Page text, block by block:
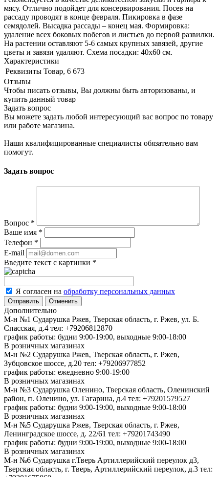
мясу. Отлично подойдет для консервирования. Посев на
рассаду проводят в конце февраля. Пикировка в фазе
семядолей. Высадка рассады – конец мая. Формировка:
удаление всех боковых побегов и листьев до первой развилки.
На растении оставляют 5-6 самых крупных завязей, другие
цветы и завязи удаляют. Схема посадки: 40х60 см.
Характеристики
Реквизиты Товар, 6 673
Отзывы
Чтобы писать отзывы, Вы должны быть авторизованы, и
купить данный товар
Задать вопрос
Вы можете задать любой интересующий вас вопрос по товару
или работе магазина.
Наши квалифицированные специалисты обязательно вам
помогут.
Задать вопрос
Вопрос *
Ваше имя *
Телефон *
E-mail
Введите текст с картинки *
Я согласен на обработку персональных данных
Отменить
Дополнительно
М-н №1 Сударушка Ржев, Тверская область, г. Ржев, ул. Б.
Спасская, д.4 тел: +79206812870
график работы: будни 9:00-19:00, выходные 9:00-18:00
В розничных магазинах
М-н №2 Cударушка Ржев, Тверская область, г. Ржев,
Зубцовское шоссе, д.20 тел: +79206977852
график работы: ежедневно 9:00-19:00
В розничных магазинах
М-н №3 Сударушка Оленино, Тверская область, Оленинский
район, п. Оленино, ул. Гагарина, д.4 тел: +79201579527
график работы: будни 9:00-19:00, выходные 9:00-18:00
В розничных магазинах
М-н №5 Сударушка Ржев, Тверская область, г. Ржев,
Ленинградское шоссе, д. 22/61 тел: +79201743490
график работы: будни 9:00-19:00, выходные 9:00-18:00
В розничных магазинах
М-н №6 Сударушка г.Тверь Артиллерийский переулок д3,
Тверская область, г. Тверь, Артиллерийский переулок, д.3 тел: